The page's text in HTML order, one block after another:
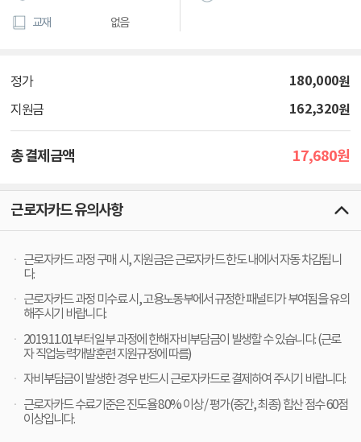
교재 없음
정가 180,000원
지원금 162,320원
총 결제금액 17,680원
근로자카드 유의사항
근로자카드 과정 구매 시, 지원금은 근로자카드 한도 내에서 자동 차감됩니
다.
근로자카드 과정 미수료 시, 고용노동부에서 규정한 패널티가 부여됨을 유의
해주시기 바랍니다.
2019.11.01부터 일부 과정에 한해 자비부담금이 발생할 수 있습니다. (근로
자 직업능력개발훈련 지원규정에 따름)
자비부담금이 발생한 경우 반드시 근로자카드로 결제하여 주시기 바랍니다.
근로자카드 수료기준은 진도율 80% 이상 / 평가(중간, 최종) 합산 점수 60점
이상입니다.